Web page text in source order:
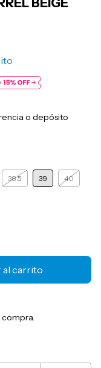
o depósito
38.5 39 40